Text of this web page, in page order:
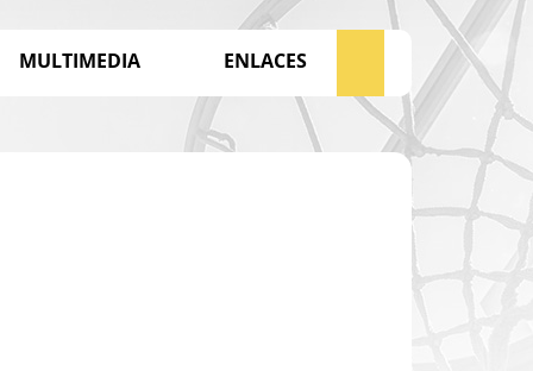
MULTIMEDIA ENLACES